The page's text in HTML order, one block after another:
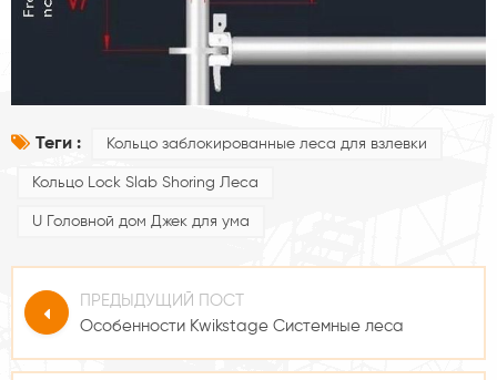
Теги : Кольцо заблокированные леса для взлевки
Кольцо Lock Slab Shoring Леса
U Головной дом Джек для ума
ПРЕДЫДУЩИЙ ПОСТ
Особенности Kwikstage Системные леса